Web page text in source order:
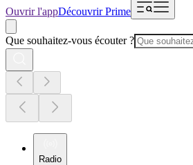
Ouvrir l'appDécouvrir Prime
Que souhaitez-vous écouter ?
Radio